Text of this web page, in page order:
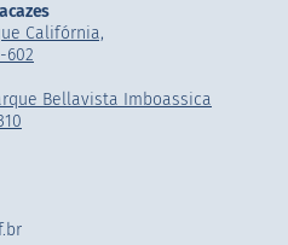
Califórnia,
602
Bellavista Imboassica